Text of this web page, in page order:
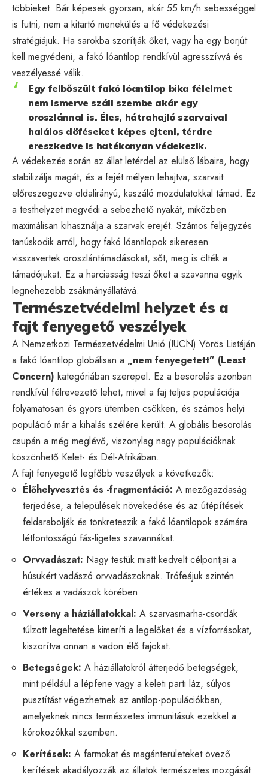
többieket. Bár képesek gyorsan, akár 55 km/h sebességgel
is futni, nem a kitartó menekülés a fő védekezési
stratégiájuk. Ha sarokba szorítják őket, vagy ha egy borjút
kell megvédeni, a fakó lóantilop rendkívül agresszívvá és
veszélyessé válik.
Egy felbőszült fakó lóantilop bika félelmet
nem ismerve száll szembe akár egy
oroszlánnal is. Éles, hátrahajló szarvaival
halálos döféseket képes ejteni, térdre
ereszkedve is hatékonyan védekezik.
A védekezés során az állat letérdel az elülső lábaira, hogy
stabilizálja magát, és a fejét mélyen lehajtva, szarvait
előreszegezve oldalirányú, kaszáló mozdulatokkal támad. Ez
a testhelyzet megvédi a sebezhető nyakát, miközben
maximálisan kihasználja a szarvak erejét. Számos feljegyzés
tanúskodik arról, hogy fakó lóantilopok sikeresen
visszavertek oroszlántámadásokat, sőt, meg is ölték a
támadójukat. Ez a harciasság teszi őket a szavanna egyik
legnehezebb zsákmányállatává.
Természetvédelmi helyzet és a
fajt fenyegető veszélyek
A Nemzetközi Természetvédelmi Unió (IUCN) Vörös Listáján
a fakó lóantilop globálisan a „nem fenyegetett” (Least
Concern) kategóriában szerepel. Ez a besorolás azonban
rendkívül félrevezető lehet, mivel a faj teljes populációja
folyamatosan és gyors ütemben csökken, és számos helyi
populáció már a kihalás szélére került. A globális besorolás
csupán a még meglévő, viszonylag nagy populációknak
köszönhető Kelet- és Dél-Afrikában.
A fajt fenyegető legfőbb veszélyek a következők:
Élőhelyvesztés és -fragmentáció: A mezőgazdaság
terjedése, a települések növekedése és az útépítések
feldarabolják és tönkreteszik a fakó lóantilopok számára
létfontosságú fás-ligetes szavannákat.
Orvvadászat: Nagy testük miatt kedvelt célpontjai a
húsukért vadászó orvvadászoknak. Trófeájuk szintén
értékes a vadászok körében.
Verseny a háziállatokkal: A szarvasmarha-csordák
túlzott legeltetése kimeríti a legelőket és a vízforrásokat,
kiszorítva onnan a vadon élő fajokat.
Betegségek: A háziállatokról átterjedő betegségek,
mint például a lépfene vagy a keleti parti láz, súlyos
pusztítást végezhetnek az antilop-populációkban,
amelyeknek nincs természetes immunitásuk ezekkel a
kórokozókkal szemben.
Kerítések: A farmokat és magánterületeket övező
kerítések akadályozzák az állatok természetes mozgását